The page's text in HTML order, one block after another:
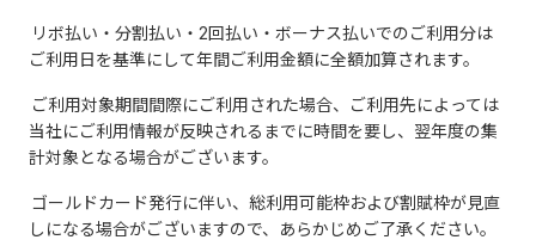
リボ払い・分割払い・2回払い・ボーナス払いでのご利用分は
ご利用日を基準にして年間ご利用金額に全額加算されます。
ご利用対象期間間際にご利用された場合、ご利用先によっては
当社にご利用情報が反映されるまでに時間を要し、翌年度の集
計対象となる場合がございます。
ゴールドカード発行に伴い、総利用可能枠および割賦枠が見直
しになる場合がございますので、あらかじめご了承ください。